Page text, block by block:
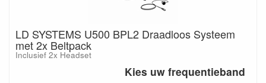
LD SYSTEMS U500 BPL2 Draadloos Systeem
met 2x Beltpack
Inclusief 2x Headset
Kies uw frequentieband